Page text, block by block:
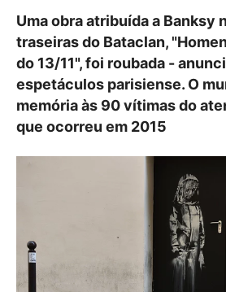
Uma obra atribuída a Banksy
traseiras do Bataclan,
do 13/11", foi roubada -
espetáculos parisiense. O
memória às 90 vítimas do
que ocorreu em 2015